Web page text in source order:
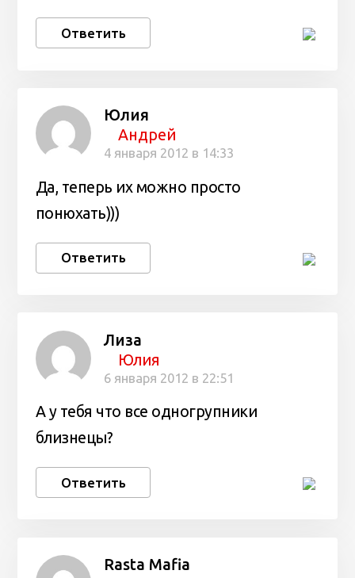
Ответить
Юлия
Андрей
4 января 2012 в 14:33
Да, теперь их можно просто
понюхать)))
Ответить
Лиза
Юлия
6 января 2012 в 22:51
А у тебя что все одногрупники
близнецы?
Ответить
Rasta Mafia